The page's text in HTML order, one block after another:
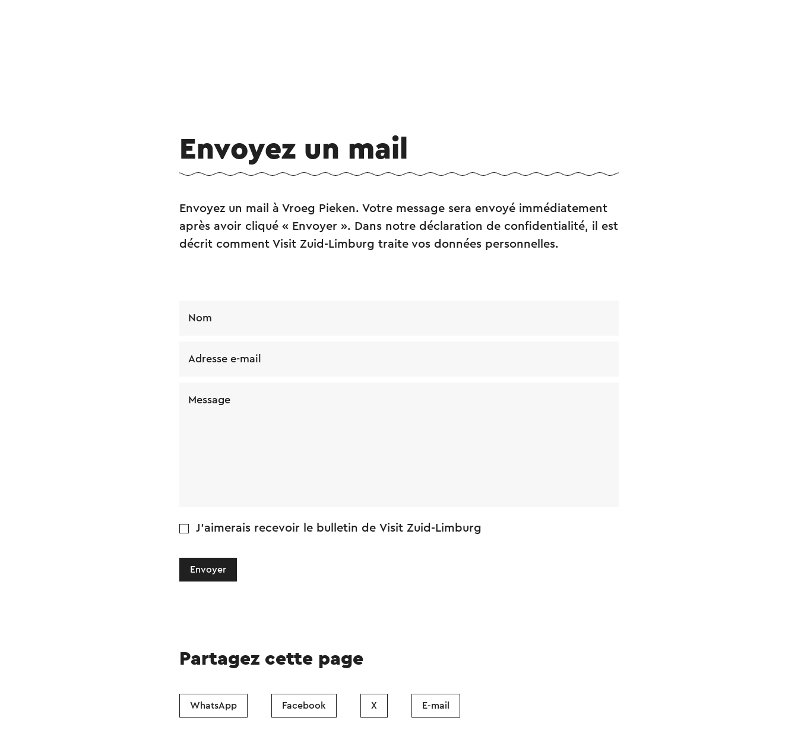
Envoyez un mail
Envoyez un mail à Vroeg Pieken. Votre message sera envoyé immédiatement
après avoir cliqué « Envoyer ». Dans notre déclaration de confidentialité, il est
décrit comment Visit Zuid-Limburg traite vos données personnelles.
Nom
Adresse e-mail
Message
J'aimerais recevoir le bulletin de Visit Zuid-Limburg
Envoyer
Partagez cette page
WhatsApp Facebook X E-mail